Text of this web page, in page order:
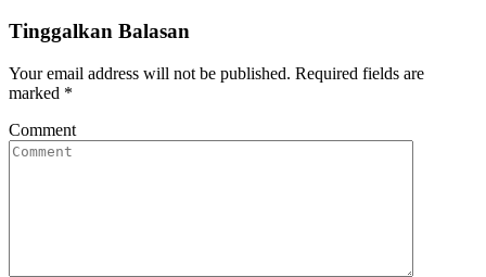
Tinggalkan Balasan
Your email address will not be published. Required fields are
marked *
Comment